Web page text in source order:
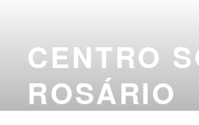
CENTRO
ROSÁRIO